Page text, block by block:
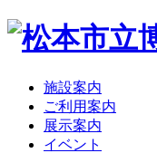
施設案内
ご利用案内
展示案内
イベント